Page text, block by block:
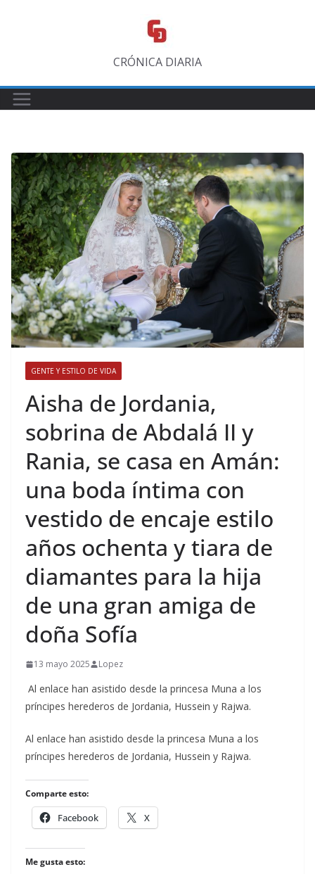
CRÓNICA DIARIA
GENTE Y ESTILO DE VIDA
​Aisha de Jordania,
sobrina de Abdalá II y
Rania, se casa en Amán:
una boda íntima con
vestido de encaje estilo
años ochenta y tiara de
diamantes para la hija
de una gran amiga de
doña Sofía
13 mayo 2025 Lopez
Al enlace han asistido desde la princesa Muna a los
príncipes herederos de Jordania, Hussein y Rajwa.
​Al enlace han asistido desde la princesa Muna a los
príncipes herederos de Jordania, Hussein y Rajwa.
Comparte esto:
Facebook X
Me gusta esto: